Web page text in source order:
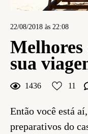
22/08/2018 às 22:08
Melhores
sua
1436 11
Então você está
preparativos do